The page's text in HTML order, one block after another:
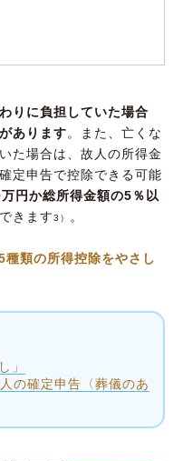
りに負担していた場合
あります。また、亡くな
た場合は、故人の所得金
定申告で控除できる可能
円か総所得金額の5％以
きます3） 。
種類の所得控除をやさし
」
の確定申告〈葬儀のあ